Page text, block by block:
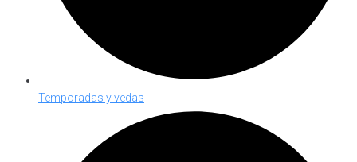
Temporadas y vedas